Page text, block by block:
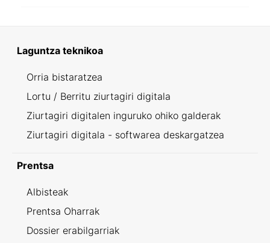
Laguntza teknikoa
Orria bistaratzea
Lortu / Berritu ziurtagiri digitala
Ziurtagiri digitalen inguruko ohiko galderak
Ziurtagiri digitala - softwarea deskargatzea
Prentsa
Albisteak
Prentsa Oharrak
Dossier erabilgarriak